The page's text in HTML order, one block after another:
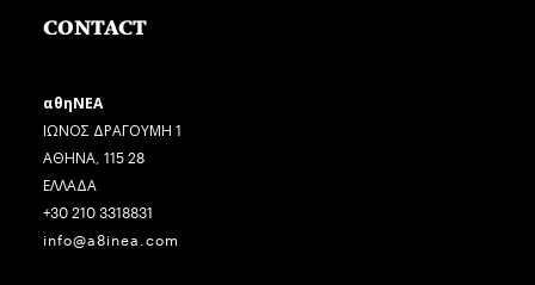
CONTACT
αθηΝΕΑ
ΙΩΝΟΣ ΔΡΑΓΟΥΜΗ 1
ΑΘΗΝΑ, 115 28
ΕΛΛΑΔΑ
+30 210 3318831
info@a8inea.com